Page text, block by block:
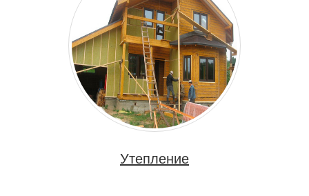
Утепление